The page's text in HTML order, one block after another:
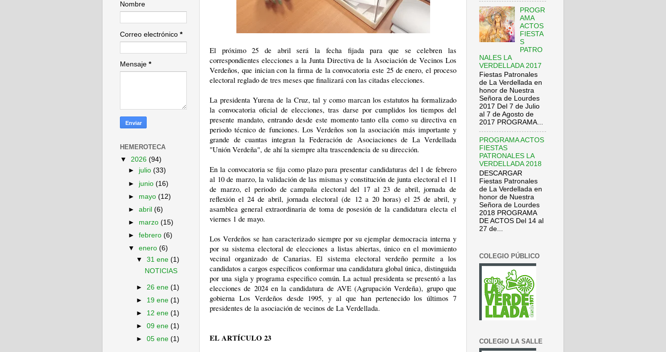
El próximo 25 de abril será la fecha fijada para que se celebren las
correspondientes elecciones a la Junta Directiva de la Asociación de Vecinos Los
Verdeños, que inician con la firma de la convocatoria este 25 de enero, el proceso
electoral reglado de tres meses que finalizará con las citadas elecciones.
La presidenta Yurena de la Cruz, tal y como marcan los estatutos ha formalizado
la convocatoria oficial de elecciones, tras darse por cumplidos los tiempos del
presente mandato, entrando desde este momento tanto ella como su directiva en
periodo técnico de funciones. Los Verdeños son la asociación más importante y
grande de cuantas integran la Federación de Asociaciones de La Verdellada
"Unión Verdeña", de ahí la siempre alta trascendencia de su dirección.
En la convocatoria se fija como plazo para presentar candidaturas del 1 de febrero
al 10 de marzo, la validación de las mismas y constitución de junta electoral el 11
de marzo, el periodo de campaña electoral del 17 al 23 de abril, jornada de
reflexión el 24 de abril, jornada electoral (de 12 a 20 horas) el 25 de abril, y
asamblea general extraordinaria de toma de posesión de la candidatura electa el
viernes 1 de mayo.
Los Verdeños se han caracterizado siempre por su ejemplar democracia interna y
por su sistema electoral de elecciones a listas abiertas, único en el movimiento
vecinal organizado de Canarias. El sistema electoral verdeño permite a los
candidatos a cargos específicos conformar una candidatura global única, distinguida
por una sigla y programa especifico común. La actual presidenta se presentó a las
elecciones de 2024 en la candidatura de AVE (Agrupación Verdeña), grupo que
gobierna Los Verdeños desde 1995, y al que han pertenecido los últimos 7
presidentes de la asociación de vecinos de La Verdellada.
EL ARTÍCULO 23
Nombre
Correo electrónico *
Mensaje *
HEMEROTECA
▼ 2026 (94)
► julio(33)
► junio(16)
► mayo(12)
►abril(6)
► marzo(15)
►febrero(6)
▼enero(6)
▼31 ene(1)
NOTICIAS
► 26 ene(1)
► 19 ene(1)
► 12 ene(1)
►09 ene(1)
►05 ene(1)
PROGR
AMA
ACTOS
FIESTA
S
PATRO
NALES LA
VERDELLADA 2017
Fiestas Patronales
de La Verdellada en
honor de Nuestra
Señora de Lourdes
2017 Del 7 de Julio
al 7 de Agosto de
2017 PROGRAMA...
PROGRAMA ACTOS
FIESTAS
PATRONALES LA
VERDELLADA 2018
DESCARGAR
Fiestas Patronales
de La Verdellada en
honor de Nuestra
Señora de Lourdes
2018 PROGRAMA
DE ACTOS Del 14 al
27 de...
COLEGIO PÚBLICO
COLEGIO LA SALLE